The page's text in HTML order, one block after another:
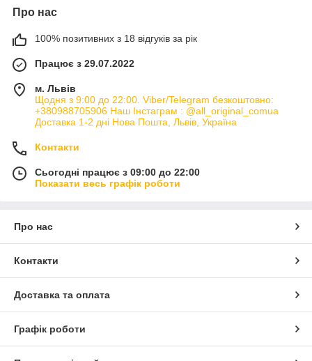
Про нас
100% позитивних з 18 відгуків за рік
Працює з 29.07.2022
м. Львів
Щодня з 9:00 до 22:00. Viber/Telegram безкоштовно:
+380988705906 Наш Інстаграм : @all_original_comua
Доставка 1-2 дні Нова Пошта, Львів, Україна
Контакти
Сьогодні працює з 09:00 до 22:00
Показати весь графік роботи
Про нас
Контакти
Доставка та оплата
Графік роботи